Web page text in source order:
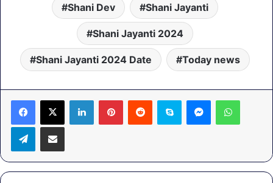
Shani Dev Shani Jayanti
Shani Jayanti 2024
Shani Jayanti 2024 Date Today news
LinkedInPinterestReddit Skype Messenger
TelegramShare via Email